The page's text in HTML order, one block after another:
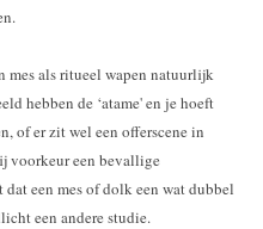
mes als ritueel wapen natuurlijk
hebben de ‘atame' en je hoeft
of er zit wel een offerscene in
voorkeur een bevallige
een mes of dolk een wat dubbel
een andere studie.